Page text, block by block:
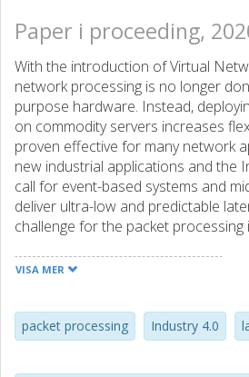
Paper i proceeding,
With the introduction of Virtual
network processing is no longer
purpose hardware. Instead,
on commodity servers increases
proven effective for many network
new industrial applications and the
call for event-based systems and
deliver ultra-low and predictable
challenge for the packet
hands-on look on the performance
applications. We identify sources of
(delays in packet processing and
VISA MER
packet processing Industry 4.0